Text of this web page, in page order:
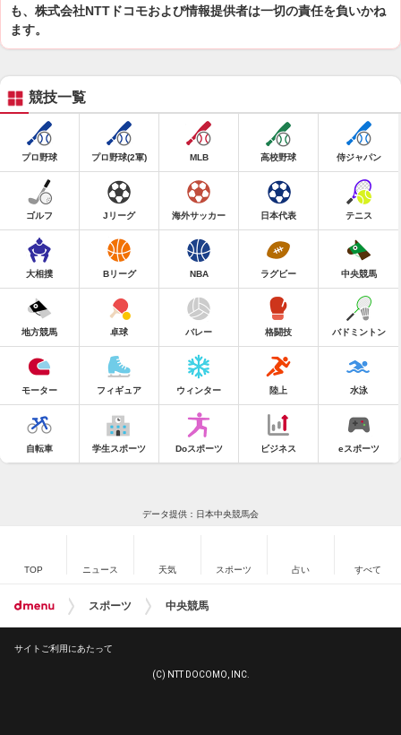
も、株式会社NTTドコモおよび情報提供者は一切の責任を負いかね
ます。
競技一覧
プロ野球 プロ野球(2軍) MLB 高校野球 侍ジャパン
ゴルフ Jリーグ 海外サッカー 日本代表 テニス
大相撲 Bリーグ NBA ラグビー 中央競馬
地方競馬 卓球 バレー 格闘技 バドミントン
モーター フィギュア ウィンター 陸上 水泳
自転車 学生スポーツ Doスポーツ ビジネス eスポーツ
データ提供：日本中央競馬会
TOP ニュース 天気 スポーツ 占い すべて
スポーツ 中央競馬
サイトご利用にあたって
(C) NTT DOCOMO, INC.